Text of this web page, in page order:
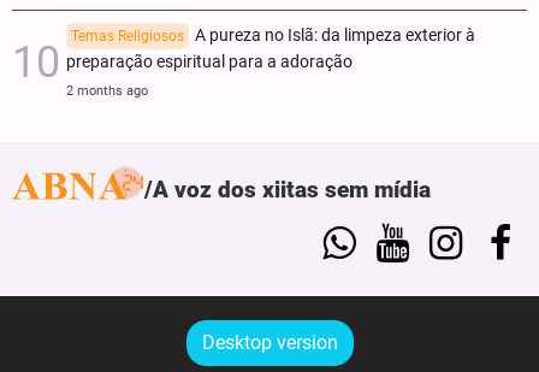
Temas Religiosos
A pureza no Islã: da limpeza exterior à
preparação espiritual para a adoração
2 months ago
A voz dos xiitas sem mídia
Desktop version